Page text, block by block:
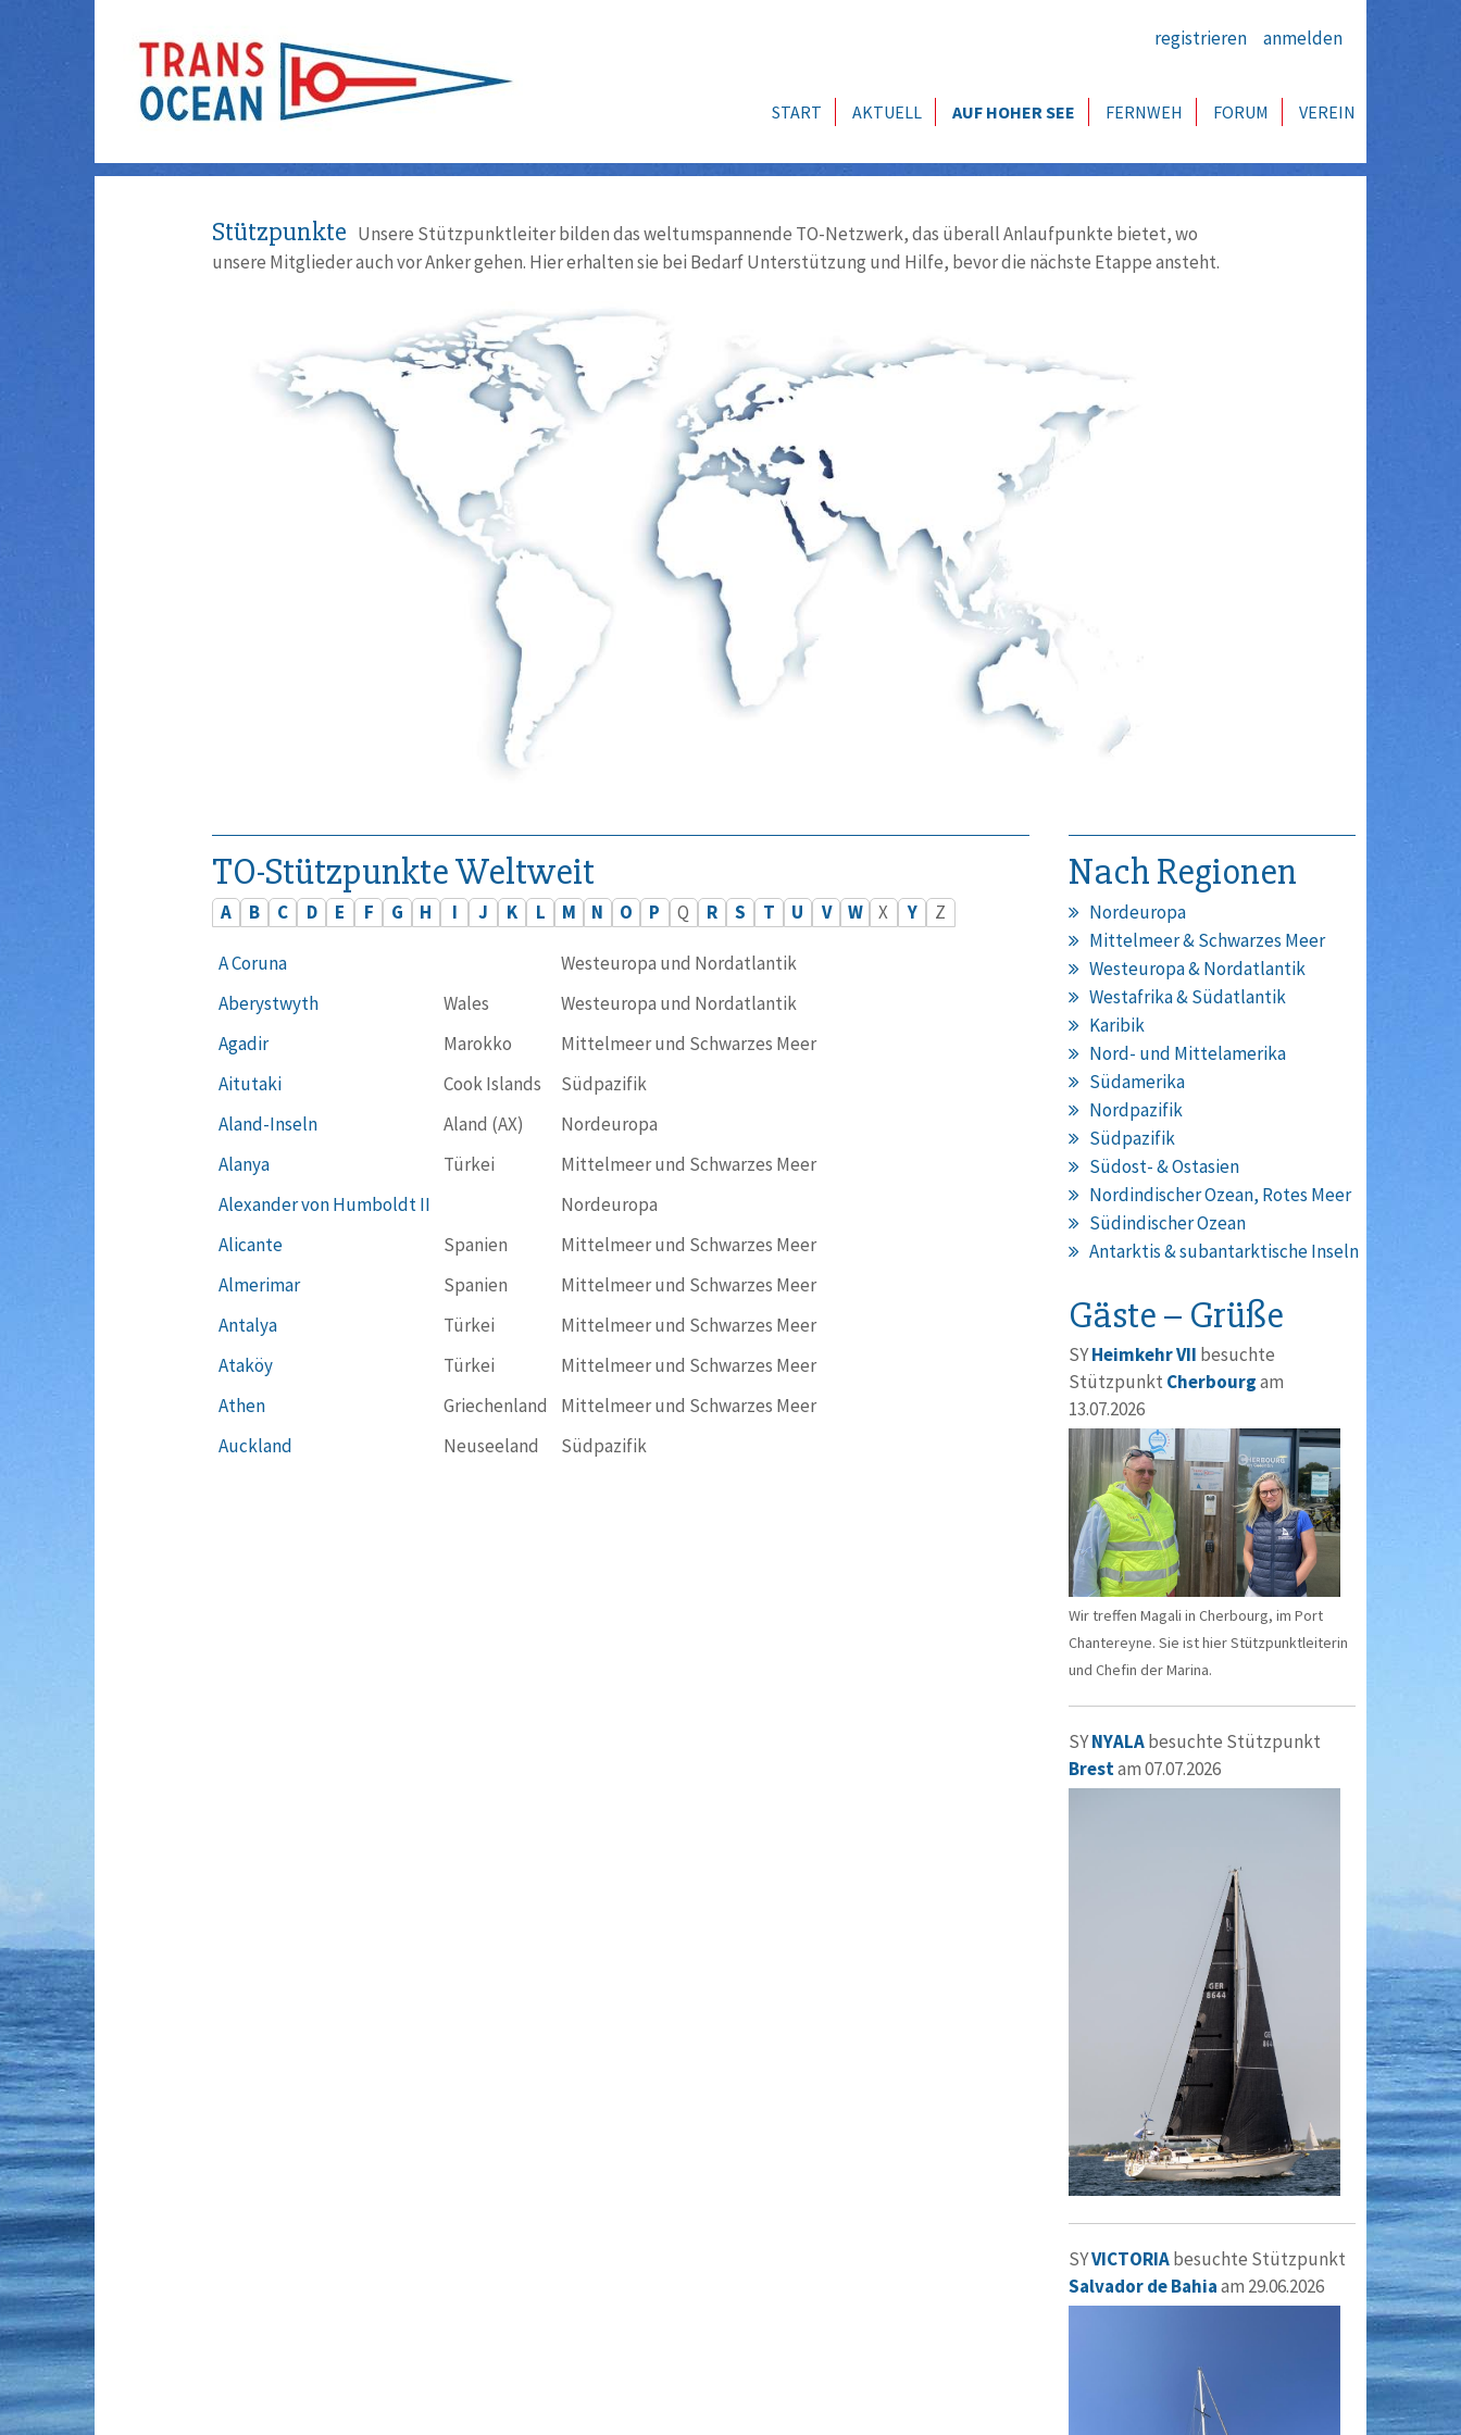
registrieren anmelden
START AKTUELL AUF HOHER SEE FERNWEH FORUM VEREIN
Stützpunkte Unsere Stützpunktleiter bilden das weltumspannende TO-Netzwerk, das überall Anlaufpunkte bietet, wo
unsere Mitglieder auch vor Anker gehen. Hier erhalten sie bei Bedarf Unterstützung und Hilfe, bevor die nächste Etappe ansteht.
TO-Stützpunkte Weltweit
A B C D E F G H I J K L M N O P Q R S T U V W X Y Z
A Coruna
Westeuropa und Nordatlantik
Aberystwyth
Wales
Westeuropa und Nordatlantik
Agadir
Marokko
Mittelmeer und Schwarzes Meer
Aitutaki
Cook Islands
Südpazifik
Aland-Inseln
Aland (AX)
Nordeuropa
Alanya
Türkei
Mittelmeer und Schwarzes Meer
Alexander von Humboldt II
Nordeuropa
Alicante
Spanien
Mittelmeer und Schwarzes Meer
Almerimar
Spanien
Mittelmeer und Schwarzes Meer
Antalya
Türkei
Mittelmeer und Schwarzes Meer
Ataköy
Türkei
Mittelmeer und Schwarzes Meer
Athen
Griechenland
Mittelmeer und Schwarzes Meer
Auckland
Neuseeland Südpazifik
Nach Regionen
Nordeuropa
Mittelmeer & Schwarzes Meer
Westeuropa & Nordatlantik
Westafrika & Südatlantik
Karibik
Nord- und Mittelamerika
Südamerika
Nordpazifik
Südpazifik
Südost- & Ostasien
Nordindischer Ozean, Rotes Meer
Südindischer Ozean
Antarktis & subantarktische Inseln
Gäste – Grüße
SYHeimkehr VII besuchte
Stützpunkt Cherbourgam
13.07.2026
Wir treffen Magali in Cherbourg, im Port
Chantereyne. Sie ist hier Stützpunktleiterin
und Chefin der Marina.
SYNYALAbesuchte Stützpunkt
Brestam 07.07.2026
SYVICTORIAbesuchte Stützpunkt
Salvador de Bahiaam 29.06.2026